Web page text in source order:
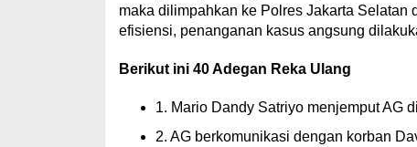
maka dilimpahkan ke Polres Jakarta
efisiensi, penanganan kasus angsung
Berikut ini 40 Adegan Reka Ulang
1. Mario Dandy Satriyo menjemput AG
2. AG berkomunikasi dengan korban